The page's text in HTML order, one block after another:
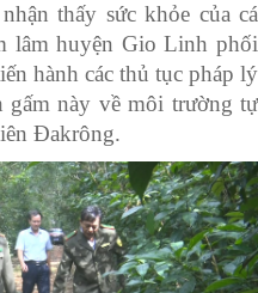
thấy sức khỏe của cá
lâm huyện Gio Linh phối
hành các thủ tục pháp lý
gấm này về môi trường tự
Đakrông.